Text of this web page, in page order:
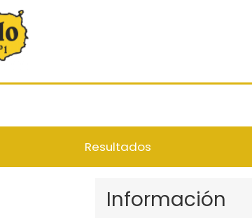
Resultados
Información